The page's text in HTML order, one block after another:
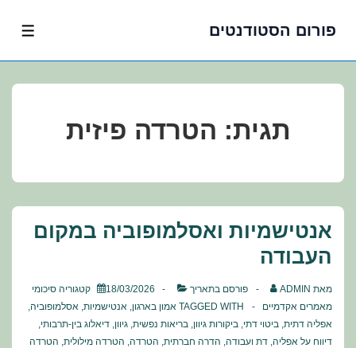
פורום הסטודנטים
תגית: הטרדה פיזית
אנטישמיות ואסלמופוביה במקום
העבודה
מאת ADMIN פורסם בתאריך 18/03/2026 קטגוריה סיכומי
מאמרים אקדמיים
TAGGED WITH אמון בארגון, אנטישמיות, אסלמופוביה,
אפליה דתית, ביטוי דתי, ביקורות גיוון, בריאות נפשית, גיוון, דיאלוג בין-תרבותי,
דיווח על אפליה, דת ועבודה, הדרה חברתית, הטרדה, הטרדה מילולית, הטרדה